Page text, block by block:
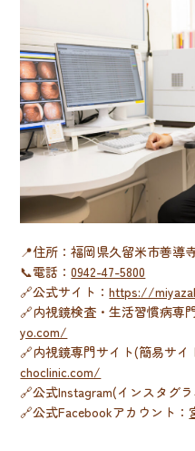
📍住所：福岡県久留米市善導
📞電話：0942-47-5800
🔗公式サイト：https://
🔗内視鏡検査・生活習慣病専
yo.com/
🔗内視鏡専門サイト(簡易サイ
choclinic.com/
🔗公式Instagram(インスタグ
🔗公式Facebookアカウント：